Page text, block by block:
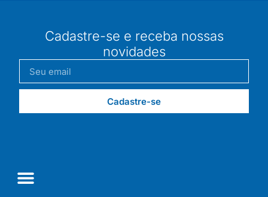
Cadastre-se e receba nossas
novidades
Cadastre-se